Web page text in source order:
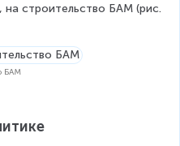
строительство БАМ (рис.
БАМ